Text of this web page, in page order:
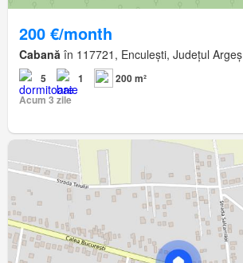
200 €/month
Cabană în 117721, Enculești, Județul Argeș
5 1
200 m²
Acum 3 zile